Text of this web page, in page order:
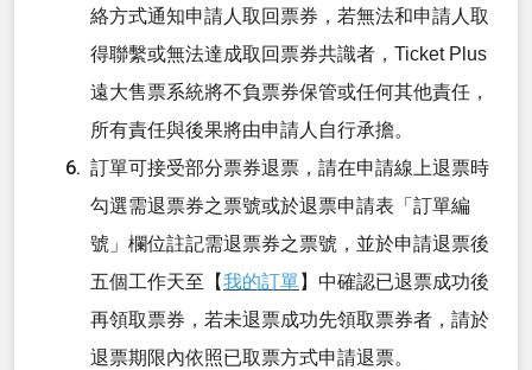
絡方式通知申請人取回票券，若無法和申請人取
得聯繫或無法達成取回票券共識者，Ticket Plus
遠大售票系統將不負票券保管或任何其他責任，
所有責任與後果將由申請人自行承擔。
訂單可接受部分票券退票，請在申請線上退票時
勾選需退票券之票號或於退票申請表「訂單編
號」欄位註記需退票券之票號，並於申請退票後
五個工作天至【我的訂單】中確認已退票成功後
再領取票券，若未退票成功先領取票券者，請於
退票期限內依照已取票方式申請退票。